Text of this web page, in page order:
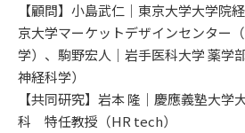
【顧問】小島武仁｜東京大学大学
京大学マーケットデザインセンター
学）、駒野宏人｜岩手医科大学 薬学
神経科学）
【共同研究】岩本 隆｜慶應義塾大
科 特任教授（HR tech）